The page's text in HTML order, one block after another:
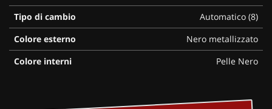
Tipo di cambio
Automatico (8)
Colore esterno
Nero metallizzato
Colore interni
Pelle Nero